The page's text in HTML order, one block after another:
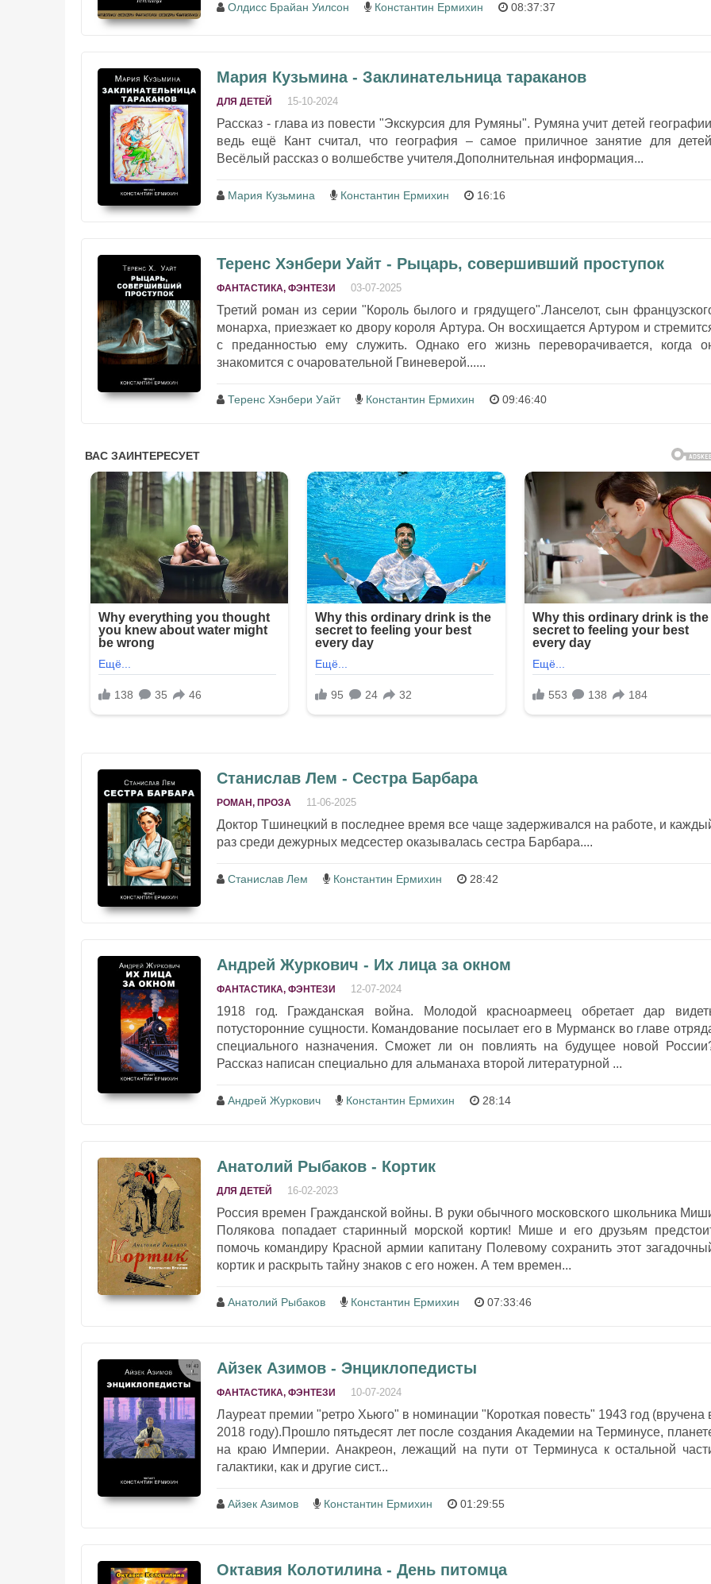
Олдисс Брайан Уилсон Константин Ермихин 08:37:37
Мария Кузьмина - Заклинательница тараканов
ДЛЯ ДЕТЕЙ 15-10-2024
Рассказ - глава из повести "Экскурсия для Румяны". Румяна учит детей
ведь ещё Кант считал, что география – самое приличное занятие для
Весёлый рассказ о волшебстве учителя.Дополнительная информация...
Мария Кузьмина Константин Ермихин 16:16
Теренс Хэнбери Уайт - Рыцарь, совершивший проступок
ФАНТАСТИКА, ФЭНТЕЗИ 03-07-2025
Третий роман из серии "Король былого и грядущего".Ланселот, сын
монарха, приезжает ко двору короля Артура. Он восхищается Артуром и
с преданностью ему служить. Однако его жизнь переворачивается, когда
знакомится с очаровательной Гвиневерой......
Теренс Хэнбери Уайт Константин Ермихин 09:46:40
Станислав Лем - Сестра Барбара
РОМАН, ПРОЗА 11-06-2025
Доктор Тшинецкий в последнее время все чаще задерживался на работе, и
раз среди дежурных медсестер оказывалась сестра Барбара....
Станислав Лем Константин Ермихин 28:42
Андрей Журкович - Их лица за окном
ФАНТАСТИКА, ФЭНТЕЗИ 12-07-2024
1918 год. Гражданская война. Молодой красноармеец обретает дар
потусторонние сущности. Командование посылает его в Мурманск во главе
специального назначения. Сможет ли он повлиять на будущее новой
Рассказ написан специально для альманаха второй литературной ...
Андрей Журкович Константин Ермихин 28:14
Анатолий Рыбаков - Кортик
ДЛЯ ДЕТЕЙ 16-02-2023
Россия времен Гражданской войны. В руки обычного московского школьника
Полякова попадает старинный морской кортик! Мише и его друзьям
помочь командиру Красной армии капитану Полевому сохранить этот
кортик и раскрыть тайну знаков с его ножен. А тем времен...
Анатолий Рыбаков Константин Ермихин 07:33:46
Айзек Азимов - Энциклопедисты
ФАНТАСТИКА, ФЭНТЕЗИ 10-07-2024
Лауреат премии "ретро Хьюго" в номинации "Короткая повесть" 1943 год (вручена
2018 году).Прошло пятьдесят лет после создания Академии на Терминусе,
на краю Империи. Анакреон, лежащий на пути от Терминуса к остальной
галактики, как и другие сист...
Айзек Азимов Константин Ермихин 01:29:55
Октавия Колотилина - День питомца